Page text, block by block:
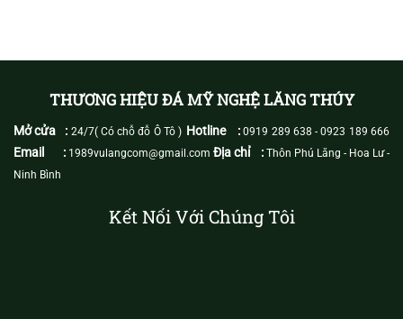
THƯƠNG HIỆU ĐÁ MỸ NGHỆ LĂNG THÚY
Mở cửa : 24/7( Có chỗ đỗ Ô Tô ) Hotline : 0919 289 638 -0923 189 666
Email : 1989vulangcom@gmail.com Địa chỉ : Thôn Phú Lăng - Hoa Lư -
Ninh Bình
Kết Nối Với Chúng Tôi